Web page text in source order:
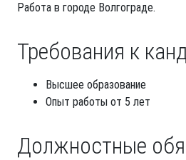
Работа в городе Волгограде.
Требования к
Высшее образование
Опыт работы от 5 лет
Должностные